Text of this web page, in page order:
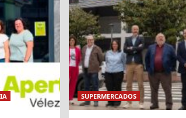
SUPERMERCADOS